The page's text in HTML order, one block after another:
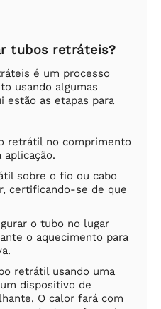
tubos retráteis?
é um processo
usando algumas
estão as etapas para
retrátil no comprimento
aplicação.
sobre o fio ou cabo
certificando-se de que
o tubo no lugar
o aquecimento para
retrátil usando uma
dispositivo de
O calor fará com